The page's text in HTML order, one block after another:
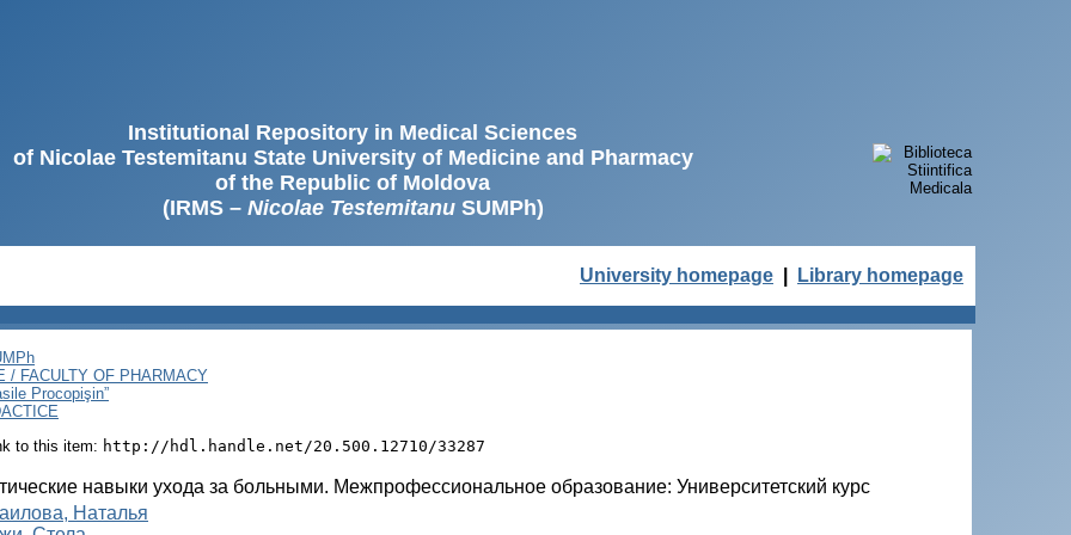
Institutional Repository in Medical Sciences
of Nicolae Testemitanu State University of Medicine and Pharmacy
of the Republic of Moldova
(IRMS – Nicolae TestemitanuSUMPh)
University homepage Library homepage
/ FACULTY OF PHARMACY
Procopişin”
to this item: http://hdl.handle.net/20.500.12710/33287
навыки ухода за больными. Межпрофессиональное образование: Университетский курс
Наталья